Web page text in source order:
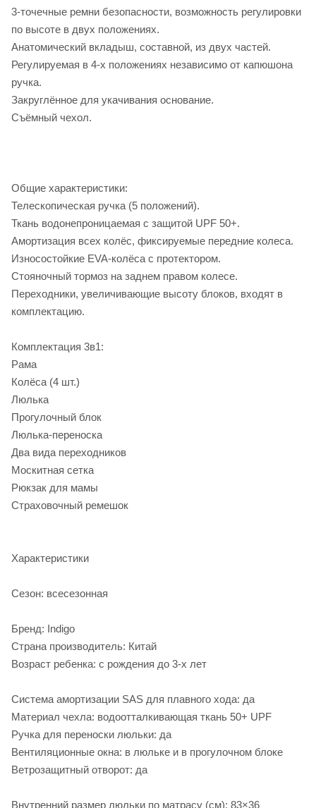
3-точечные ремни безопасности, возможность регулировки
по высоте в двух положениях.
Анатомический вкладыш, составной, из двух частей.
Регулируемая в 4-х положениях независимо от капюшона
ручка.
Закруглённое для укачивания основание.
Съёмный чехол.
Общие характеристики:
Телескопическая ручка (5 положений).
Ткань водонепроницаемая с защитой UPF 50+.
Амортизация всех колёс, фиксируемые передние колеса.
Износостойкие EVA-колёса с протектором.
Стояночный тормоз на заднем правом колесе.
Переходники, увеличивающие высоту блоков, входят в
комплектацию.
Комплектация 3в1:
Рама
Колёса (4 шт.)
Люлька
Прогулочный блок
Люлька-переноска
Два вида переходников
Москитная сетка
Рюкзак для мамы
Страховочный ремешок
Характеристики
Сезон: всесезонная
Бренд: Indigo
Страна производитель: Китай
Возраст ребенка: с рождения до 3-х лет
Система амортизации SAS для плавного хода: да
Материал чехла: водоотталкивающая ткань 50+ UPF
Ручка для переноски люльки: да
Вентиляционные окна: в люльке и в прогулочном блоке
Ветрозащитный отворот: да
Внутренний размер люльки по матрасу (см): 83×36